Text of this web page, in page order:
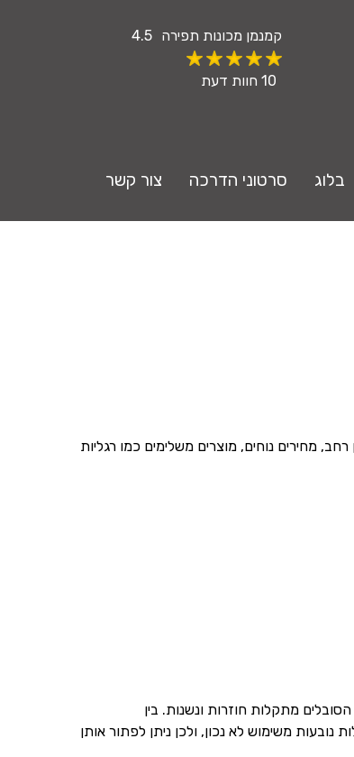
קמנמן מכונות תפירה 4.5
10 חוות דעת
בלוג סרטוני הדרכה צור קשר
מחירים נוחים, מוצרים משלימים כמו רגליות
מתקלות חוזרות ונשנות. בין
משימוש לא נכון, ולכן ניתן לפתור אותן